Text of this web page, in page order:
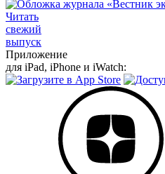
Читать
свежий
выпуск
Приложение
для iPad, iPhone и iWatch: